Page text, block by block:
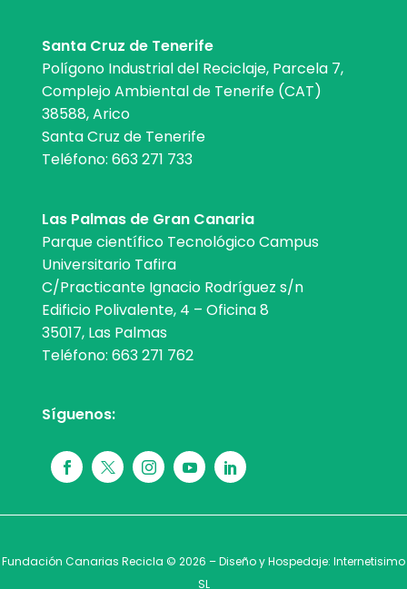
Santa Cruz de Tenerife
Polígono Industrial del Reciclaje, Parcela 7,
Complejo Ambiental de Tenerife (CAT)
38588, Arico
Santa Cruz de Tenerife
Teléfono: 663 271 733
Las Palmas de Gran Canaria
Parque científico Tecnológico Campus
Universitario Tafira
C/Practicante Ignacio Rodríguez s/n
Edificio Polivalente, 4 – Oficina 8
35017, Las Palmas
Teléfono: 663 271 762
Síguenos:
Fundación Canarias Recicla © 2026 – Diseño y Hospedaje: Internetisimo
SL